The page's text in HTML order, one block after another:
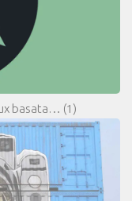
basata… (1)